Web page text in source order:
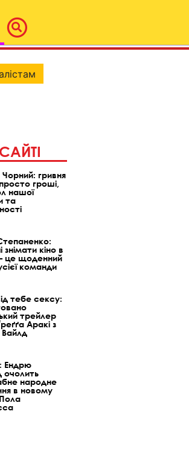
гривня
гроші,
нашої
та
знімати кіно в
– це щоденний
команди
тебе сексу:
трейлер
Аракі з
Вайлд
Ендрю
очолить
народне
в новому